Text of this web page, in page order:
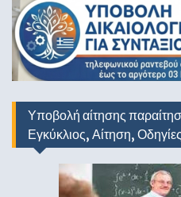
Υποβολή αίτησης
Εγκύκλιος, Αίτηση, Οδηγίες